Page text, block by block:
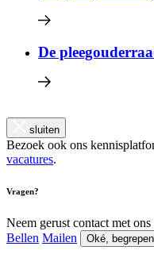
De
sluiten
Bezoek ook ons
vacatures.
Vragen?
Neem gerust contact met
Bellen Mailen Oké, begrepen